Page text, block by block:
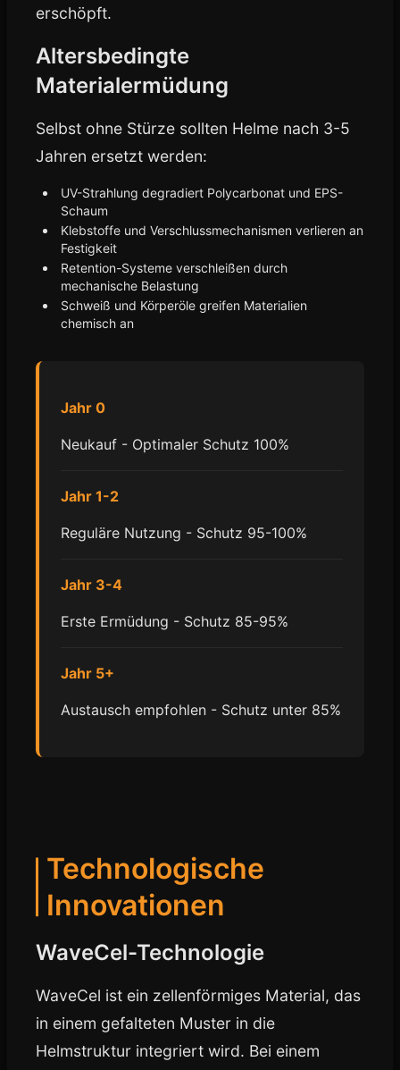
erschöpft.
Altersbedingte
Materialermüdung
Selbst ohne Stürze sollten Helme nach 3-5
Jahren ersetzt werden:
UV-Strahlung degradiert Polycarbonat und EPS-
Schaum
Klebstoffe und Verschlussmechanismen verlieren an
Festigkeit
Retention-Systeme verschleißen durch
mechanische Belastung
Schweiß und Körperöle greifen Materialien
chemisch an
Jahr 0
Neukauf - Optimaler Schutz 100%
Jahr 1-2
Reguläre Nutzung - Schutz 95-100%
Jahr 3-4
Erste Ermüdung - Schutz 85-95%
Jahr 5+
Austausch empfohlen - Schutz unter 85%
Technologische
Innovationen
WaveCel-Technologie
WaveCel ist ein zellenförmiges Material, das
in einem gefalteten Muster in die
Helmstruktur integriert wird. Bei einem